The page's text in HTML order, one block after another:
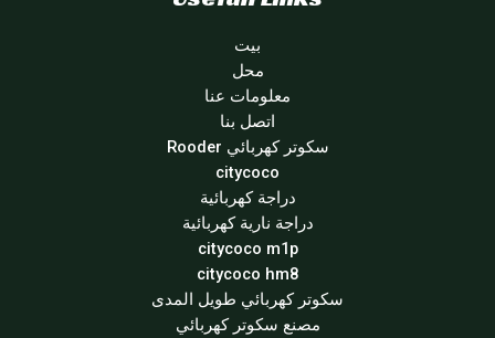
بيت
محل
معلومات عنا
اتصل بنا
سكوتر كهربائي Rooder
citycoco
دراجة كهربائية
دراجة نارية كهربائية
citycoco m1p
citycoco hm8
سكوتر كهربائي طويل المدى
مصنع سكوتر كهربائي